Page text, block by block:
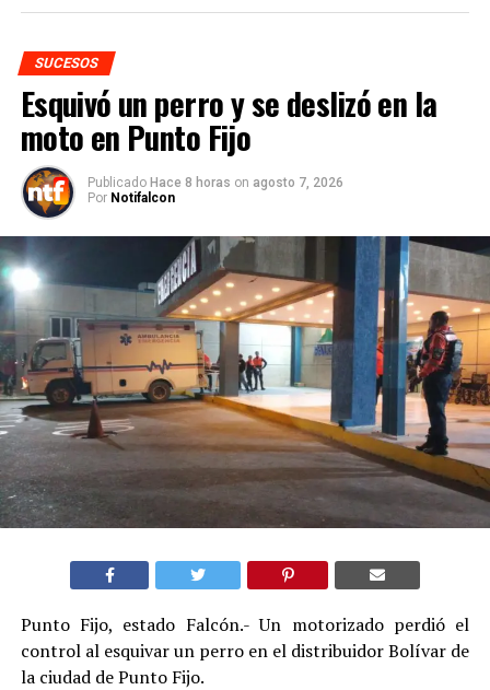
SUCESOS
Esquivó un perro y se deslizó en la
moto en Punto Fijo
Publicado Hace 8 horas on agosto 7, 2026
Por Notifalcon
Punto Fijo, estado Falcón.- Un motorizado perdió el
control al esquivar un perro en el distribuidor Bolívar de
la ciudad de Punto Fijo.